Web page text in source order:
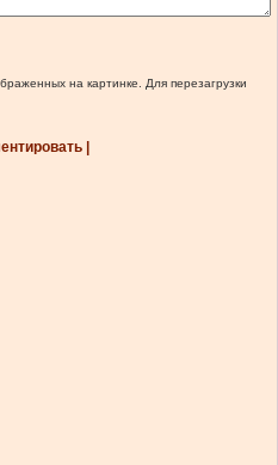
на картинке. Для перезагрузки
|